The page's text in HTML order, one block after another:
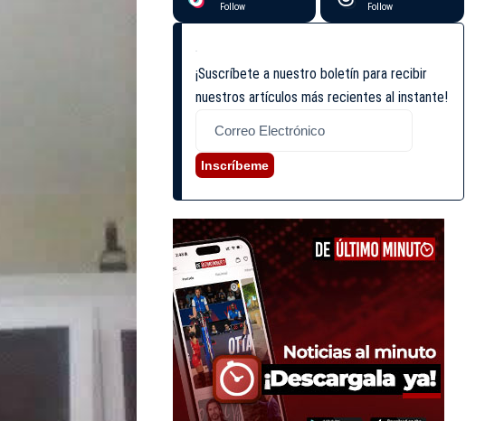
Follow Follow
¡Suscríbete a nuestro boletín para recibir
nuestros artículos más recientes al instante!
Inscríbeme